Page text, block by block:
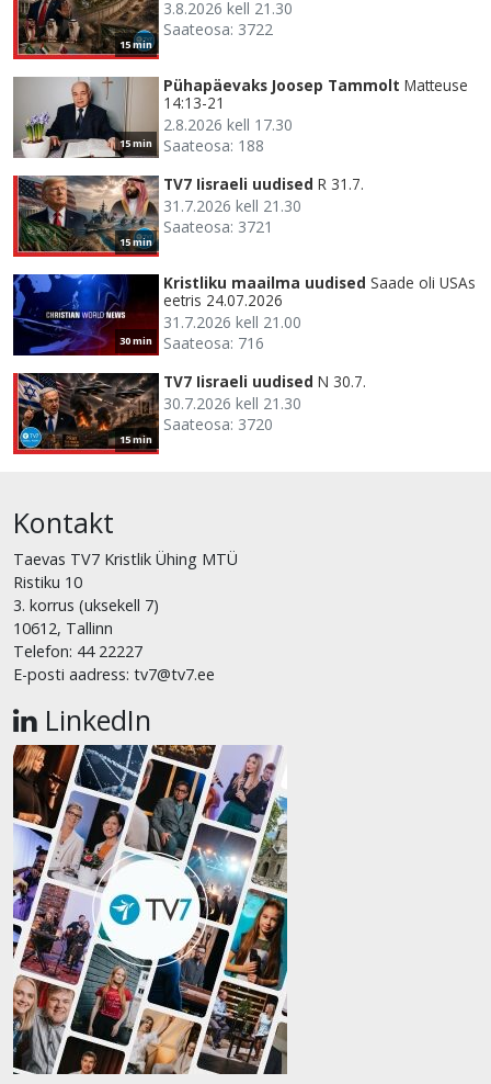
15 min
3.8.2026 kell 21.30
Saateosa: 3722
15 min
Pühapäevaks Joosep Tammolt Matteuse
14:13-21
2.8.2026 kell 17.30
Saateosa: 188
15 min
TV7 Iisraeli uudised R 31.7.
31.7.2026 kell 21.30
Saateosa: 3721
30 min
Kristliku maailma uudised Saade oli USAs
eetris 24.07.2026
31.7.2026 kell 21.00
Saateosa: 716
15 min
TV7 Iisraeli uudised N 30.7.
30.7.2026 kell 21.30
Saateosa: 3720
Kontakt
Taevas TV7 Kristlik Ühing MTÜ
Ristiku 10
3. korrus (uksekell 7)
10612, Tallinn
Telefon: 44 22227
E-posti aadress: tv7@tv7.ee
LinkedIn